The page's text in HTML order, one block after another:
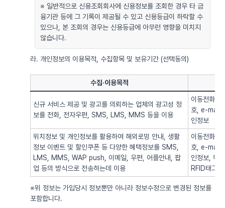
※ 일반적으로 신용조회회사에 신용정보를 조회한 경우 타 금
융기관 등에 그 기록이 제공될 수 있고 신용등급이 하락할 수
있으나, 본 조회의 경우는 신용등급에 아무런 영향을 미치지
않습니다.
라. 개인정보의 이용목적, 수집항목 및 보유기간 (선택동의)
수집·이용목적
신규 서비스 제공 및 광고를 의뢰하는 업체의 광고성 정
보를 전화, 전자우편, SMS, LMS, MMS 등을 이용
이동전화번
호, e-mail,
인정보
위치정보 및 개인정보를 활용하여 해외로밍 안내, 생활
정보 이벤트 및 할인쿠폰 등 다양한 혜택정보를 SMS,
LMS, MMS, WAP push, 이메일, 우편, 어플안내, 팝
업 등의 방식으로 전송하는데 이용
이동전화번
호, e-mail,
인정보, 위
RFID태그
※위 정보는 가입당시 정보뿐만 아니라 정보수정으로 변경된 정보를
포함합니다.